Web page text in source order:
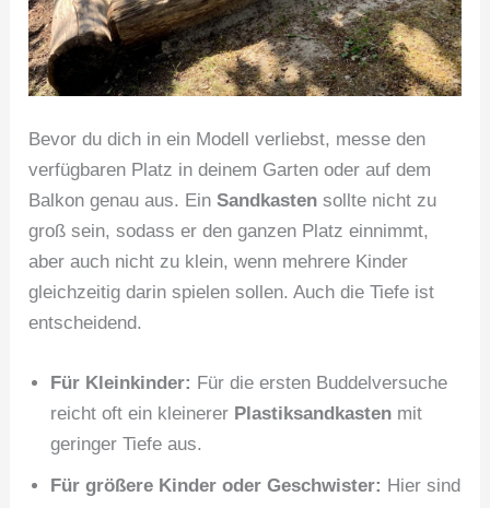
Bevor du dich in ein Modell verliebst, messe den
verfügbaren Platz in deinem Garten oder auf dem
Balkon genau aus. EinSandkasten sollte nicht zu
groß sein, sodass er den ganzen Platz einnimmt,
aber auch nicht zu klein, wenn mehrere Kinder
gleichzeitig darin spielen sollen. Auch die Tiefe ist
entscheidend.
Für Kleinkinder: Für die ersten Buddelversuche
reicht oft ein kleinerer Plastiksandkasten mit
geringer Tiefe aus.
Für größere Kinder oder Geschwister: Hier sind